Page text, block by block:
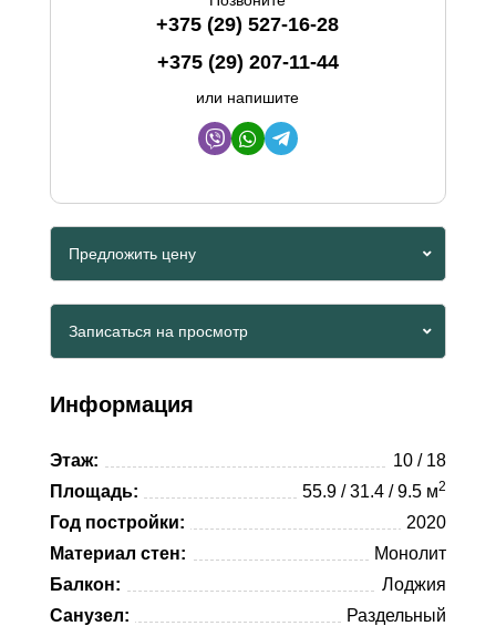
+375 (29) 527-16-28
+375 (29) 207-11-44
или напишите
Предложить цену
Viber
Записаться на просмотр
Telegram
Информация
Этаж:
10 / 18
Площадь:
55.9 / 31.4 / 9.5 м2
Год постройки:
2020
Материал стен:
Монолит
Балкон:
Лоджия
Санузел:
Раздельный